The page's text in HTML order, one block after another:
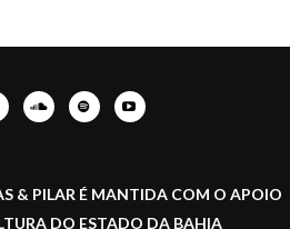
& PILAR É MANTIDA COM O APOIO
DO ESTADO DA BAHIA